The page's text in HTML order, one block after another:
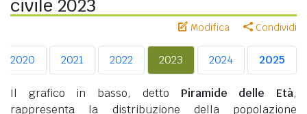
civile 2023
Modifica Condividi
2020 2021 2022 2023 2024 2025
Il grafico in basso, detto Piramide delle Età,
rappresenta la distribuzione della popolazione